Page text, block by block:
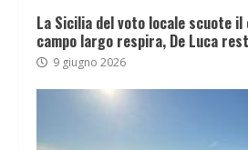
La Sicilia del voto locale scuote
campo largo respira, De Luca
9 giugno 2026